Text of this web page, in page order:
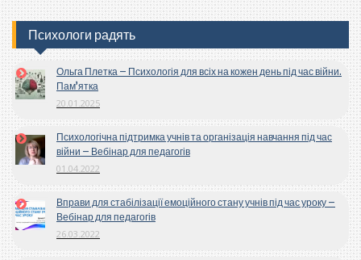
Психологи радять
Ольга Плетка – Психологія для всіх на кожен день під час війни.
Пам’ятка
20.01.2025
Психологічна підтримка учнів та організація навчання під час
війни – Вебінар для педагогів
01.04.2022
Вправи для стабілізації емоційного стану учнів під час уроку –
Вебінар для педагогів
26.03.2022